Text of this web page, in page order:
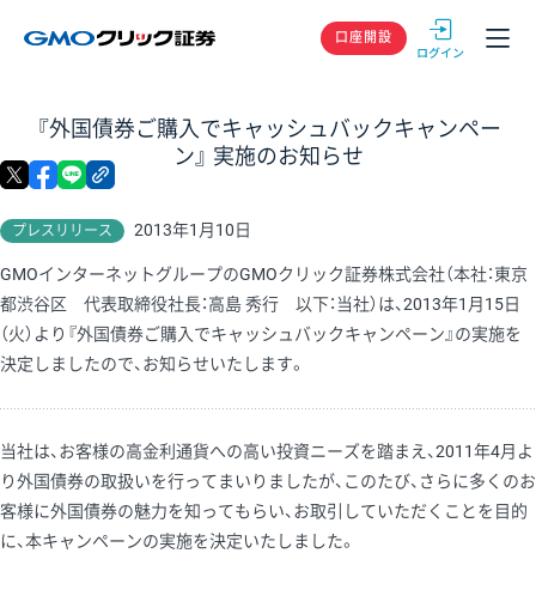
GMOクリック
口座開設
『外国債券ご購入でキャッシュバックキャンペー
ン』 実施のお知らせ
プレスリリース 2013年1月10日
X facebook
GMOインターネットグループのGMOクリック証券株式会社（本社：東京
都渋谷区 代表取締役社長：高島 秀行 以下：当社）は、2013年1月15日
（火）より『外国債券ご購入でキャッシュバックキャンペーン』の実施を
決定しましたので、お知らせいたします。
当社は、お客様の高金利通貨への高い投資ニーズを踏まえ、2011年4月よ
り外国債券の取扱いを行ってまいりましたが、このたび、さらに多くのお
客様に外国債券の魅力を知ってもらい、お取引していただくことを目的
に、本キャンペーンの実施を決定いたしました。